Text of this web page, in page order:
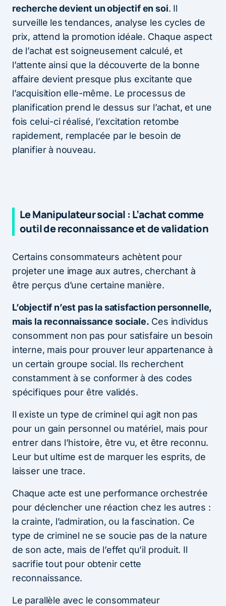
recherche devient un objectif en soi. Il
surveille les tendances, analyse les cycles de
prix, attend la promotion idéale. Chaque aspect
de l’achat est soigneusement calculé, et
l’attente ainsi que la découverte de la bonne
affaire devient presque plus excitante que
l’acquisition elle-même. Le processus de
planification prend le dessus sur l’achat, et une
fois celui-ci réalisé, l’excitation retombe
rapidement, remplacée par le besoin de
planifier à nouveau.
Le Manipulateur social : L’achat comme
outil de reconnaissance et de validation
Certains consommateurs achètent pour
projeter une image aux autres, cherchant à
être perçus d’une certaine manière.
L’objectif n’est pas la satisfaction personnelle,
mais la reconnaissance sociale. Ces individus
consomment non pas pour satisfaire un besoin
interne, mais pour prouver leur appartenance à
un certain groupe social. Ils recherchent
constamment à se conformer à des codes
spécifiques pour être validés.
Il existe un type de criminel qui agit non pas
pour un gain personnel ou matériel, mais pour
entrer dans l’histoire, être vu, et être reconnu.
Leur but ultime est de marquer les esprits, de
laisser une trace.
Chaque acte est une performance orchestrée
pour déclencher une réaction chez les autres :
la crainte, l’admiration, ou la fascination. Ce
type de criminel ne se soucie pas de la nature
de son acte, mais de l’effet qu’il produit. Il
sacrifie tout pour obtenir cette
reconnaissance.
Le parallèle avec le consommateur